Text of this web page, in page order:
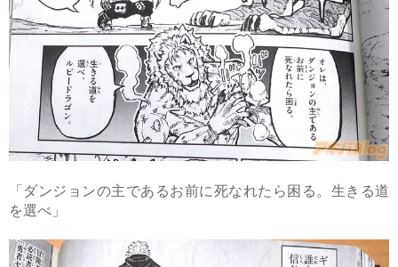
「ダンジョンの主であるお前に死なれたら困る。生きる道
を選べ」